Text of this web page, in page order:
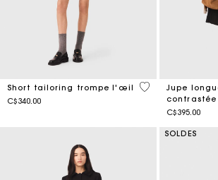
Short tailoring trompe l'œil
C$340.00
4,4 out of 5
Jupe
contrastée
C$395.00
SOLDES